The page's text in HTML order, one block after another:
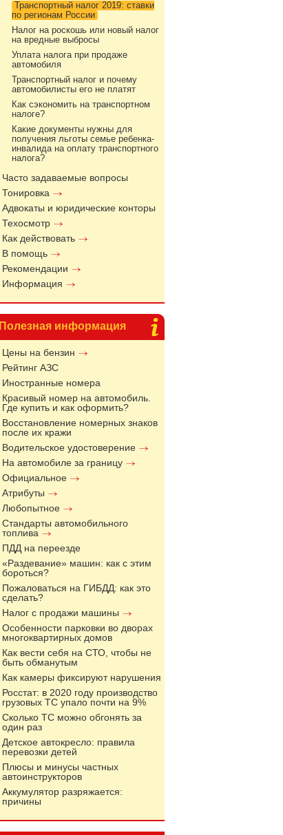
Транспортный налог 2019: ставки
по регионам России
Налог на роскошь или новый налог
на вредные выбросы
Уплата налога при продаже
автомобиля
Транспортный налог и почему
автомобилисты его не платят
Как сэкономить на транспортном
налоге?
Какие документы нужны для
получения льготы семье ребенка-
инвалида на оплату транспортного
налога?
Часто задаваемые вопросы
Тонировка
Адвокаты и юридические конторы
Техосмотр
Как действовать
В помощь
Рекомендации
Информация
Полезная информация
Цены на бензин
Рейтинг АЗС
Иностранные номера
Красивый номер на автомобиль.
Где купить и как оформить?
Восстановление номерных знаков
после их кражи
Водительское удостоверение
На автомобиле за границу
Официальное
Атрибуты
Любопытное
Стандарты автомобильного
топлива
ПДД на переезде
«Раздевание» машин: как с этим
бороться?
Пожаловаться на ГИБДД: как это
сделать?
Налог с продажи машины
Особенности парковки во дворах
многоквартирных домов
Как вести себя на СТО, чтобы не
быть обманутым
Как камеры фиксируют нарушения
Росстат: в 2020 году производство
грузовых ТС упало почти на 9%
Сколько ТС можно обгонять за
один раз
Детское автокресло: правила
перевозки детей
Плюсы и минусы частных
автоинструкторов
Аккумулятор разряжается:
причины